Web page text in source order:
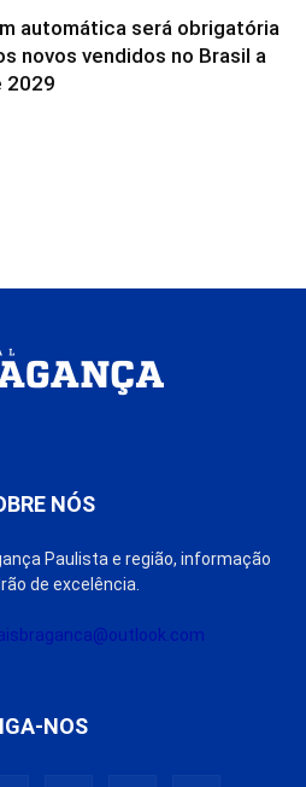
automática será obrigatória
novos vendidos no Brasil a
2029
NÓS
Paulista e região, informação
de excelência.
NOS